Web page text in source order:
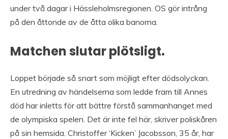
under två dagar i Hässleholmsregionen. OS gör intrång
på den åttonde av de åtta olika banorna.
Matchen slutar plötsligt.
Loppet började så snart som möjligt efter dödsolyckan.
En utredning av händelserna som ledde fram till Annes
död har inletts för att bättre förstå sammanhanget med
de olympiska spelen. Det är inte fel här, skriver poliskåren
på sin hemsida. Christoffer ‘Kicken’ Jacobsson, 35 år, har